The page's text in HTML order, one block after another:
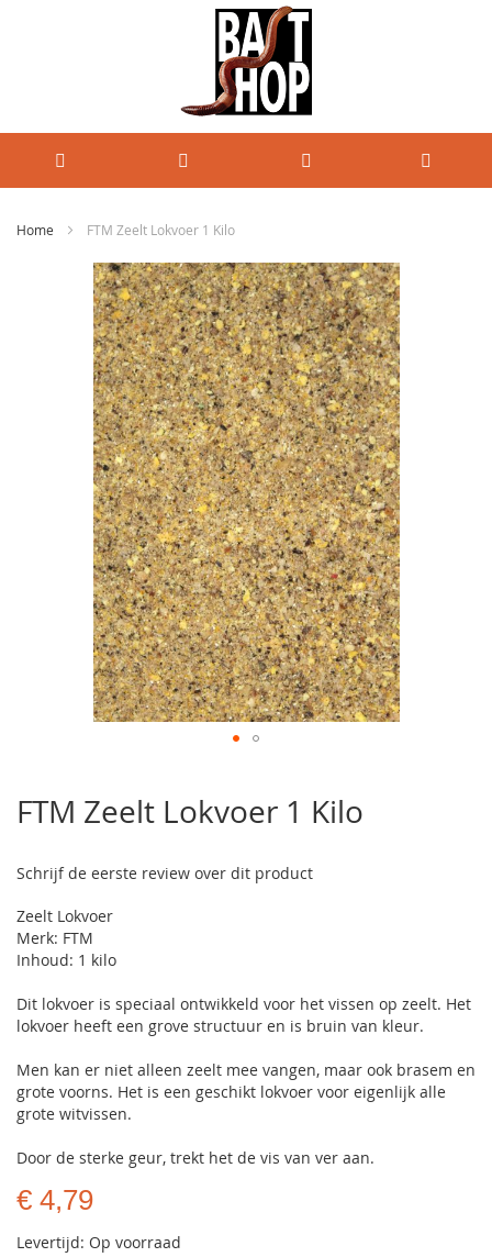
Home FTM Zeelt Lokvoer 1 Kilo
afbeeldingen-
het
begin
de
gallerij
FTM Zeelt Lokvoer 1 Kilo
Schrijf de eerste review over dit product
Zeelt Lokvoer
Merk: FTM
Inhoud: 1 kilo
Dit lokvoer is speciaal ontwikkeld voor het vissen op zeelt. Het
lokvoer heeft een grove structuur en is bruin van kleur.
Men kan er niet alleen zeelt mee vangen, maar ook brasem en
grote voorns. Het is een geschikt lokvoer voor eigenlijk alle
grote witvissen.
Door de sterke geur, trekt het de vis van ver aan.
€ 4,79
Levertijd: Op voorraad